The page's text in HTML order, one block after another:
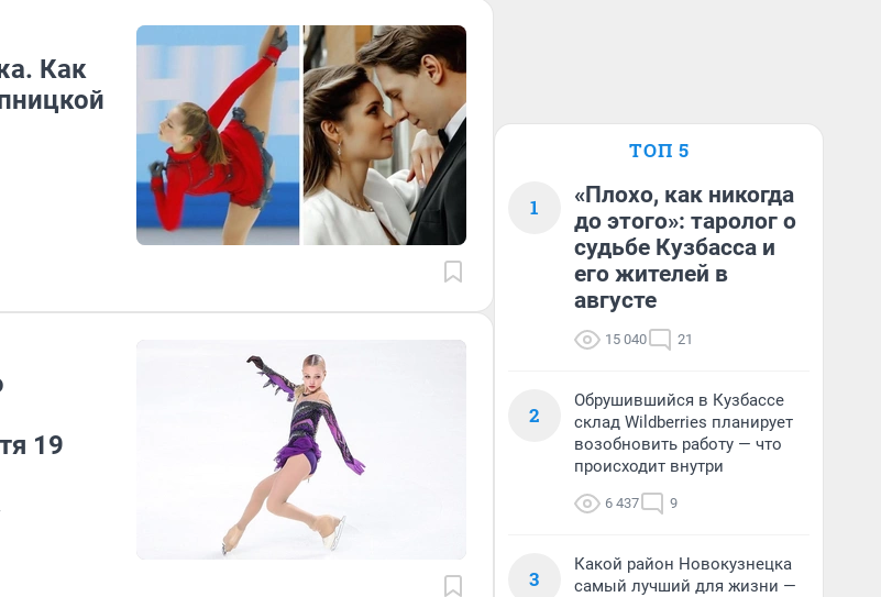
Как
19
ТОП 5
1
«Плохо, как никогда
до этого»: таролог о
судьбе Кузбасса и
его жителей в
августе
15 040 21
2
Обрушившийся в Кузбассе
склад Wildberries планирует
возобновить работу — что
происходит внутри
6 437 9
3
Какой район Новокузнецка
самый лучший для жизни —